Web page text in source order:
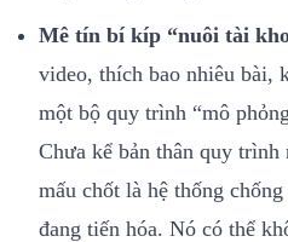
Mê tín bí kíp “nuôi tài
video, thích bao nhiêu bài,
một bộ quy trình “mô
Chưa kể bản thân quy
mấu chốt là hệ thống
đang tiến hóa. Nó có thể